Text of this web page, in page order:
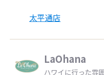
太平通店
LaOhana
ハワイに行った雰